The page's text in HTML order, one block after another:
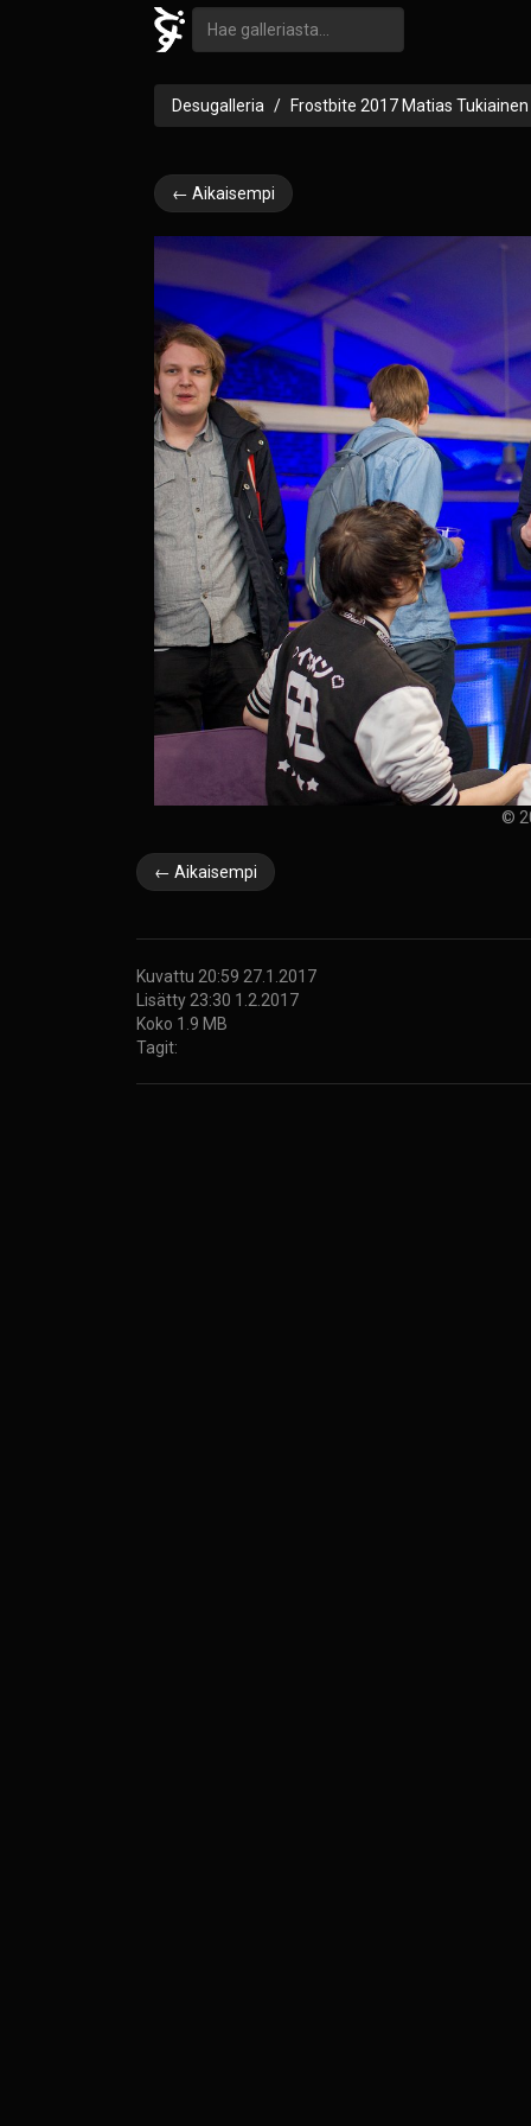
Desugalleria Frostbite 2017 Matias Tukiainen
← Aikaisempi
©
← Aikaisempi
Kuvattu 20:59 27.1.2017
Lisätty 23:30 1.2.2017
Koko 1.9 MB
Tagit: